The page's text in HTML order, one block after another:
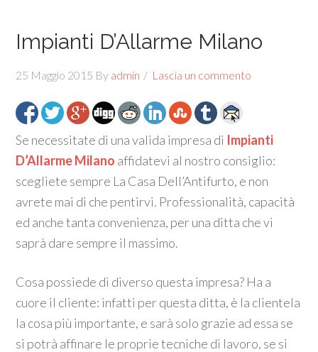
Impianti D’Allarme Milano
25 Maggio 2015 By admin Lascia un commento
Se necessitate di una valida impresa di Impianti
D’Allarme Milano affidatevi al nostro consiglio:
scegliete sempre La Casa Dell’Antifurto, e non
avrete mai di che pentirvi. Professionalità, capacità
ed anche tanta convenienza, per una ditta che vi
saprà dare sempre il massimo.
Cosa possiede di diverso questa impresa? Ha a
cuore il cliente: infatti per questa ditta, è la clientela
la cosa più importante, e sarà solo grazie ad essa se
si potrà affinare le proprie tecniche di lavoro, se si